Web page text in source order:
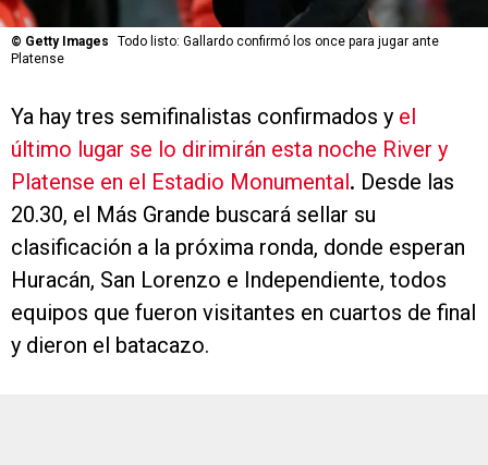
© Getty Images
Todo listo: Gallardo confirmó los once para jugar ante
Platense
Ya hay tres semifinalistas confirmados y el
último lugar se lo dirimirán esta noche River y
Platense en el Estadio Monumental . Desde las
20.30, el Más Grande buscará sellar su
clasificación a la próxima ronda, donde esperan
Huracán, San Lorenzo e Independiente, todos
equipos que fueron visitantes en cuartos de final
y dieron el batacazo.